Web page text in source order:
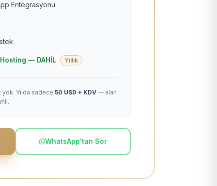
Entegrasyonu
— DAHİL Yıllık
Yılda sadece 50 USD + KDV — alan
WhatsApp'tan Sor